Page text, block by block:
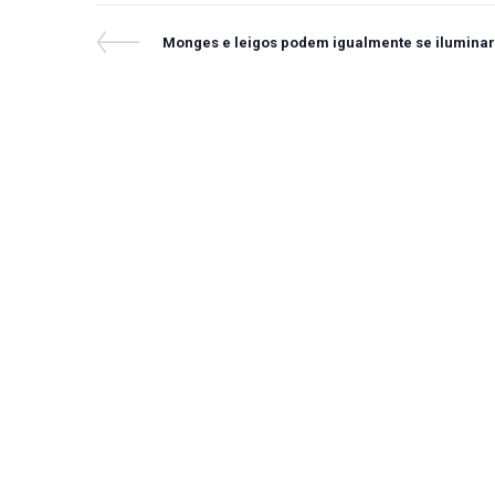
Navegação
Previous
Monges e leigos podem igualmente se